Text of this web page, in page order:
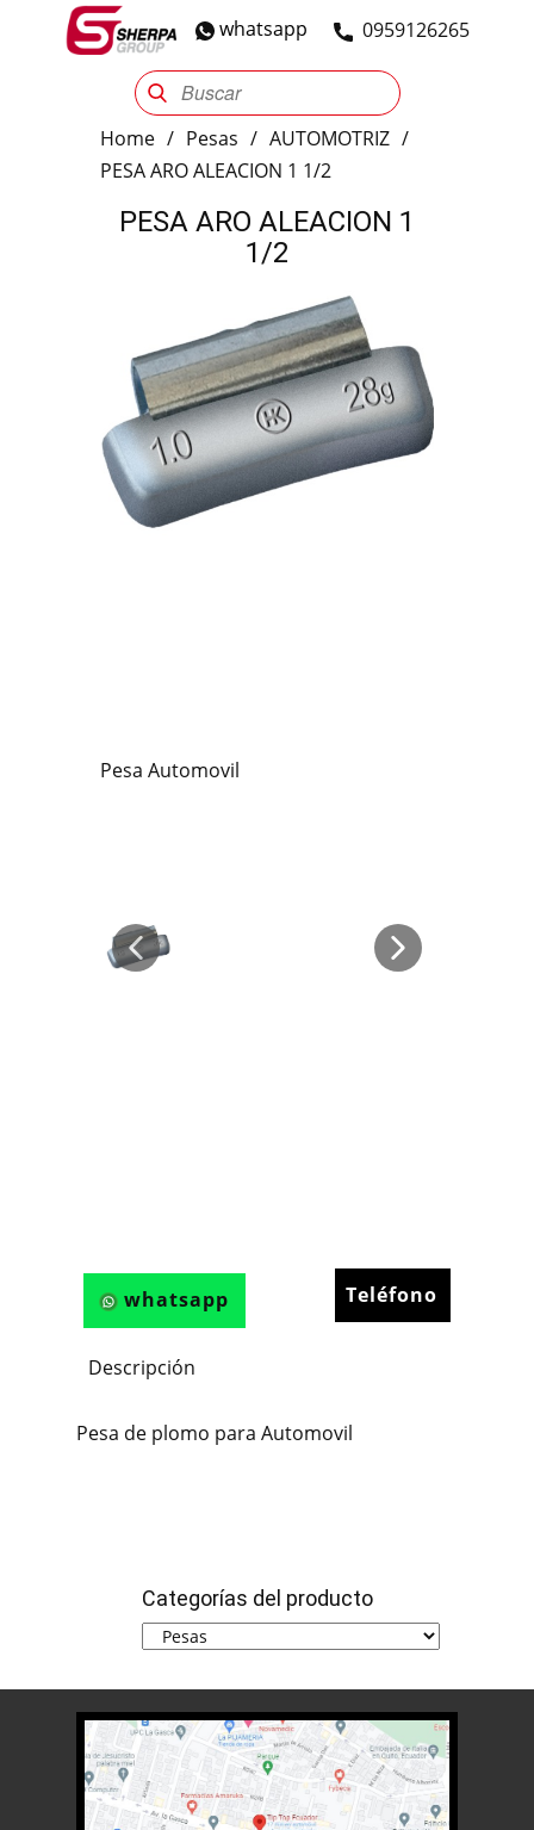
​0959126265
whatsapp
Sherpa Group Reencauche Automotriz
Home / Pesas / AUTOMOTRIZ /
PESA ARO ALEACION 1 1/2
PESA ARO ALEACION 1
1/2
Pesa Automovil
whatsapp Teléfono
Descripción
Pesa de plomo para Automovil
Categorías del producto